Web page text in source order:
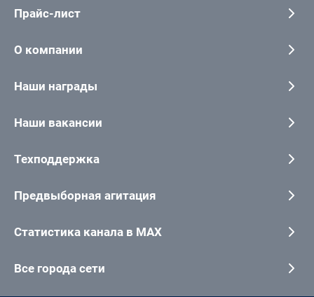
Прайс-лист
О компании
Наши награды
Наши вакансии
Техподдержка
Предвыборная агитация
Статистика канала в MAX
Все города сети